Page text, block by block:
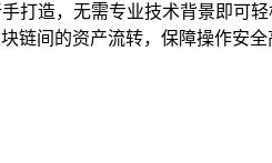
打造，无需专业技术背景即可
间的资产流转，保障操作安